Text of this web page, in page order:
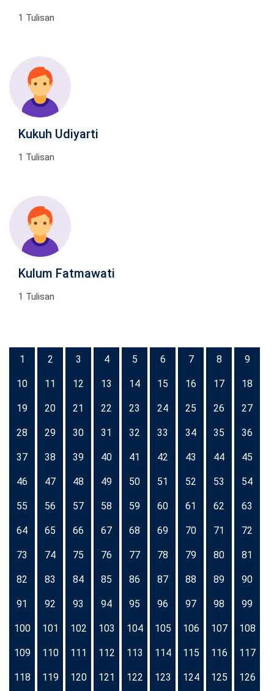
1 Tulisan
Kukuh Udiyarti
1 Tulisan
Kulum Fatmawati
1 Tulisan
1 2 3 4 5 6 7 8 9
10 11 12 13 14 15 16 17 18
19 20 21 22 23 24 25 26 27
28 29 30 31 32 33 34 35 36
37 38 39 40 41 42 43 44 45
46 47 48 49 50 51 52 53 54
55 56 57 58 59 60 61 62 63
64 65 66 67 68 69 70 71 72
73 74 75 76 77 78 79 80 81
82 83 84 85 86 87 88 89 90
91 92 93 94 95 96 97 98 99
100 101 102 103 104 105 106 107 108
109 110 111 112 113 114 115 116 117
118 119 120 121 122 123 124 125 126